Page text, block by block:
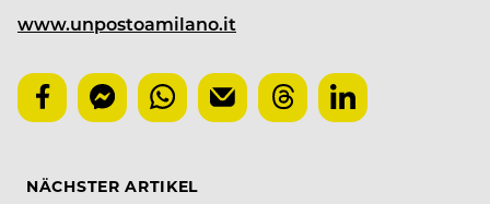
www.unpostoamilano.it
NÄCHSTER ARTIKEL